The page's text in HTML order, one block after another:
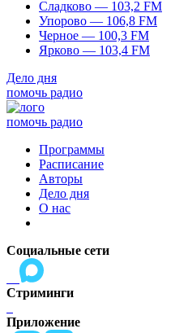
Сладково — 103,2 FM
Упорово — 106,8 FM
Черное — 100,3 FM
Ярково — 103,4 FM
Дело дня
помочь радио
помочь радио
Программы
Расписание
Авторы
Дело дня
О нас
Социальные сети
Стриминги
Приложение